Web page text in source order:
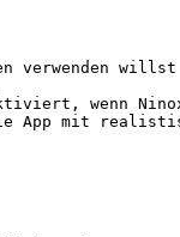
verwenden willst
wenn
App mit